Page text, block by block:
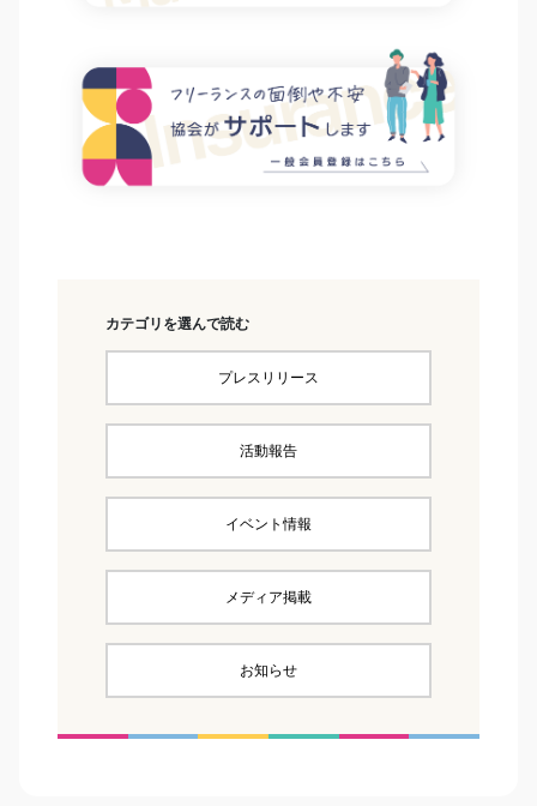
カテゴリを選んで読む
プレスリリース
活動報告
イベント情報
メディア掲載
お知らせ